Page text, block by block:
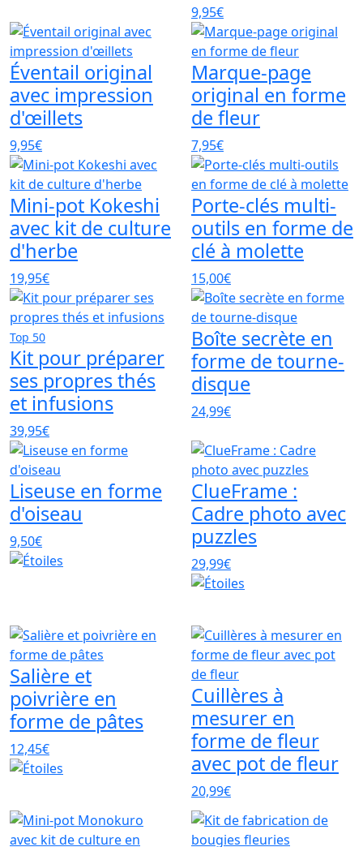
9,95€
Éventail original
avec impression
d'œillets
9,95€
Marque-page
original en forme
de fleur
7,95€
Mini-pot Kokeshi
avec kit de culture
d'herbe
19,95€
Porte-clés multi-
outils en forme de
clé à molette
15,00€
Top 50
Kit pour préparer
ses propres thés
et infusions
39,95€
Boîte secrète en
forme de tourne-
disque
24,99€
Liseuse en forme
d'oiseau
9,50€
ClueFrame :
Cadre photo avec
puzzles
29,99€
Salière et
poivrière en
forme de pâtes
12,45€
Cuillères à
mesurer en
forme de fleur
avec pot de fleur
20,99€